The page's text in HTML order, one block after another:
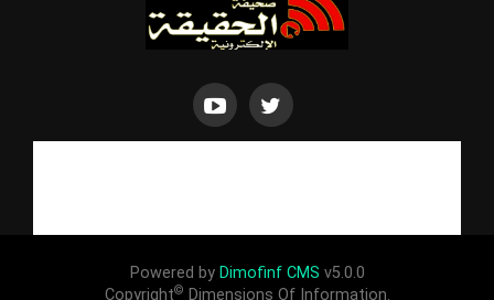
Powered by Dimofinf CMS v5.0.0
Copyright© Dimensions Of Information.